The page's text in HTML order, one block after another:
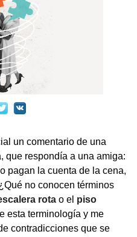
un comentario de una
que respondía a una amiga:
pagan la cuenta de la cena,
no conocen términos
rota o el piso
esta terminología y me
contradicciones que se